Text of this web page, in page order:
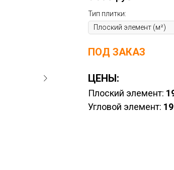
Тип плитки:
ПОД ЗАКАЗ
ЦЕНЫ:
Плоский элемент:
Угловой элемент: